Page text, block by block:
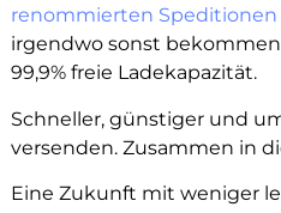
renommierten Speditionen
irgendwo sonst
99,9% freie Ladekapazität.
Schneller, günstiger und
versenden. Zusammen in
Eine Zukunft mit weniger